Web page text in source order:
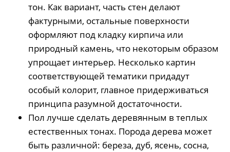
тон. Как вариант, часть стен делают
фактурными, остальные поверхности
оформляют под кладку кирпича или
природный камень, что некоторым образом
упрощает интерьер. Несколько картин
соответствующей тематики придадут
особый колорит, главное придерживаться
принципа разумной достаточности.
Пол лучше сделать деревянным в теплых
естественных тонах. Порода дерева может
быть различной: береза, дуб, ясень, сосна,